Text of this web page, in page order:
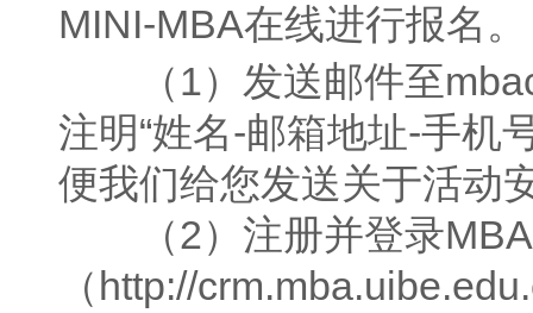
MINI-MBA在线进行报名。
（1）发送邮件至
注明“姓名-邮箱地址-手机
便我们给您发送关于活动
（2）注册并登录
（http://